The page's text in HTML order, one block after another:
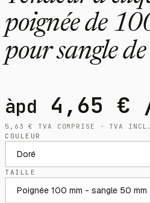
poignée de
pour sangle
àpd 4,65 €
5,63€
TVA COMPRISE · TVA
COULEUR
TAILLE